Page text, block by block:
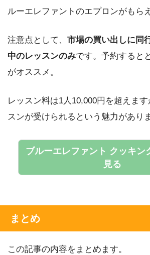
ルーエレファントのエプロンがもら
注意点として、 市場の買い出しに同
中のレッスンのみです。予約すると
がオススメ。
レッスン料は1人10,000円を超えま
スンが受けられるという魅力があり
ブルーエレファント クッキン
見る
まとめ
この記事の内容をまとめます。